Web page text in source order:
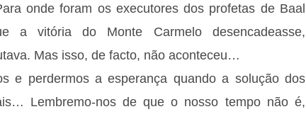
onde foram os executores dos profetas de Baal
a vitória do Monte Carmelo desencadeasse,
Mas isso, de facto, não aconteceu…
e perdermos a esperança quando a solução dos
Lembremo-nos de que o nosso tempo não é,